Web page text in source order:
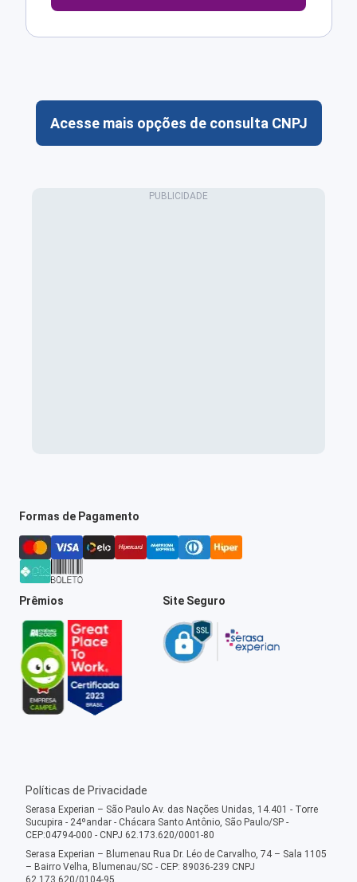
Acesse mais opções de consulta CNPJ
Formas de Pagamento
Prêmios Site Seguro
Políticas de Privacidade
Serasa Experian – São Paulo Av. das Nações Unidas, 14.401 - Torre
Sucupira - 24ºandar - Chácara Santo Antônio, São Paulo/SP -
CEP:04794-000 - CNPJ 62.173.620/0001-80
Serasa Experian – Blumenau Rua Dr. Léo de Carvalho, 74 – Sala 1105
– Bairro Velha, Blumenau/SC - CEP: 89036-239 CNPJ
62.173.620/0104-95